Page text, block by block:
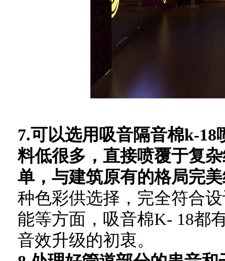
7.可以选用吸音隔音棉k-
料低很多，直接喷覆于复
单，与建筑原有的格局完
种色彩供选择，完全符合
能等方面，吸音棉K- 18都
音效升级的初衷。